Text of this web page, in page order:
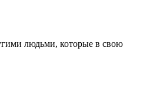
людьми, которые в свою